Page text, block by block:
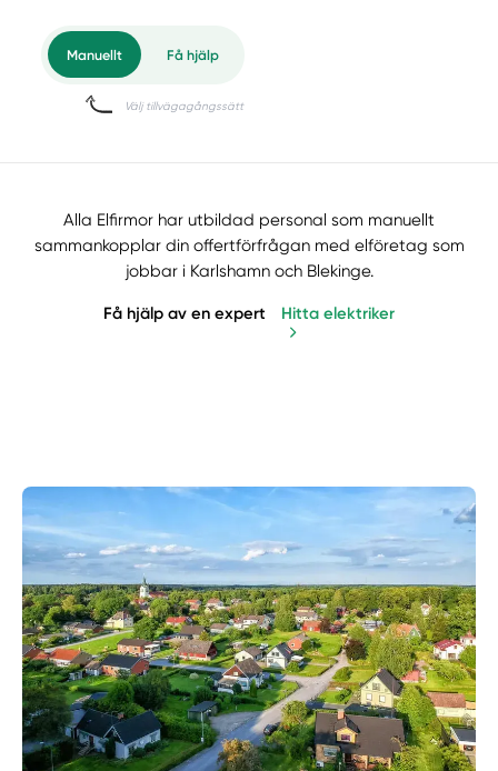
Manuellt Få hjälp
Välj tillvägagångssätt
Alla Elfirmor har utbildad personal som manuellt
sammankopplar din offertförfrågan med elföretag som
jobbar i Karlshamn och Blekinge.
Få hjälp av en expert Hitta elektriker